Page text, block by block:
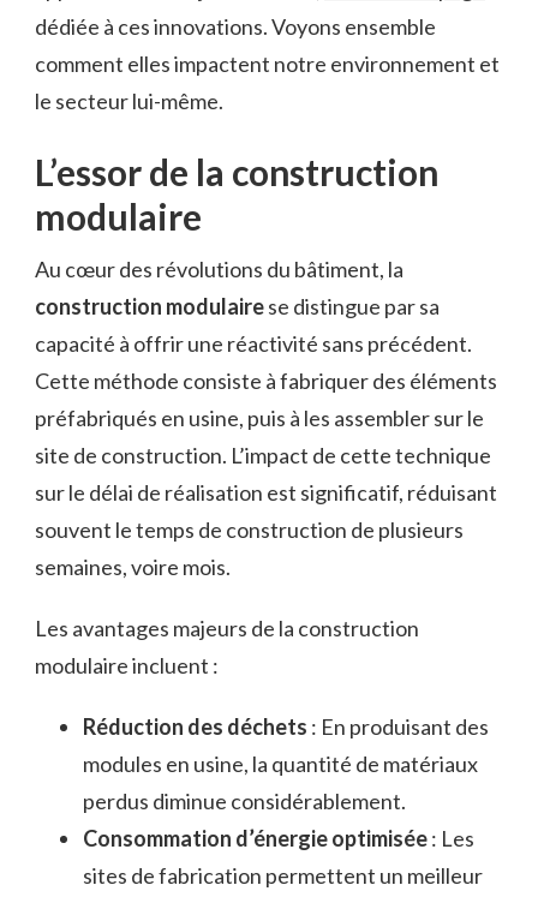
dédiée à ces innovations. Voyons ensemble
comment elles impactent notre environnement et
le secteur lui-même.
L’essor de la construction
modulaire
Au cœur des révolutions du bâtiment, la
construction modulairese distingue par sa
capacité à offrir une réactivité sans précédent.
Cette méthode consiste à fabriquer des éléments
préfabriqués en usine, puis à les assembler sur le
site de construction. L’impact de cette technique
sur le délai de réalisation est significatif, réduisant
souvent le temps de construction de plusieurs
semaines, voire mois.
Les avantages majeurs de la construction
modulaire incluent :
Réduction des déchets : En produisant des
modules en usine, la quantité de matériaux
perdus diminue considérablement.
Consommation d’énergie optimisée: Les
sites de fabrication permettent un meilleur